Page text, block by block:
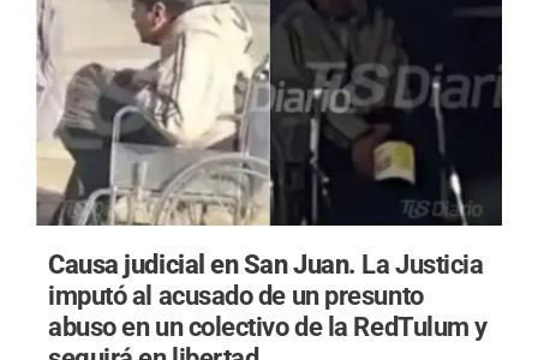
Causa judicial en San Juan. La Justicia
imputó al acusado de un presunto
abuso en un colectivo de la RedTulum y